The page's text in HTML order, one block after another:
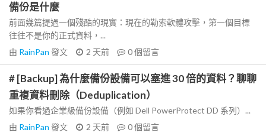
備份是什麼
前面幾篇提過一個殘酷的現實：現在的勒索軟體攻擊，第一個目標
往往不是你的正式資料，...
由 RainPan 發文 2 天前 0個留言
# [Backup] 為什麼備份設備可以塞進 30 倍的資料？聊聊
重複資料刪除（Deduplication）
如果你看過企業級備份設備（例如 Dell PowerProtect DD 系列）...
由 RainPan 發文 2 天前 0個留言